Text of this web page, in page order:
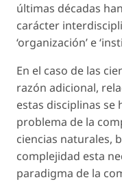
últimas décadas
carácter
‘organización’ e
En el caso de las
razón adicional,
estas disciplinas se
problema de la
ciencias naturales,
complejidad esta
paradigma de la